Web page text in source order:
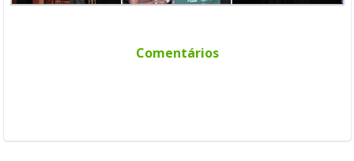
Comentários